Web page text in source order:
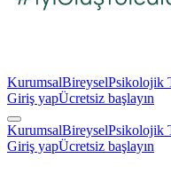
KurumsalBireyselPsikolojik
Giriş yapÜcretsiz başlayın
KurumsalBireyselPsikolojik
Giriş yapÜcretsiz başlayın